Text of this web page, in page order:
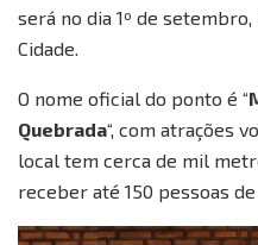
será no dia 1º de
Cidade.
O nome oficial do ponto é “
Quebrada“, com atrações
local tem cerca de mil
receber até 150 pessoas de